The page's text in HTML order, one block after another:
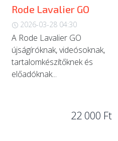
Rode Lavalier GO
2026-03-28 04:30
A Rode Lavalier GO
újságíróknak, videósoknak,
tartalomkészítőknek és
előadóknak...
22 000 Ft